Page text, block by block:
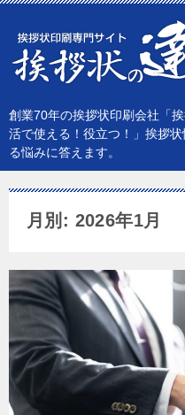
創業70年の挨拶状印刷会社「
活で使える！役立つ！」挨拶
る悩みに答えます。
月別: 2026年1月